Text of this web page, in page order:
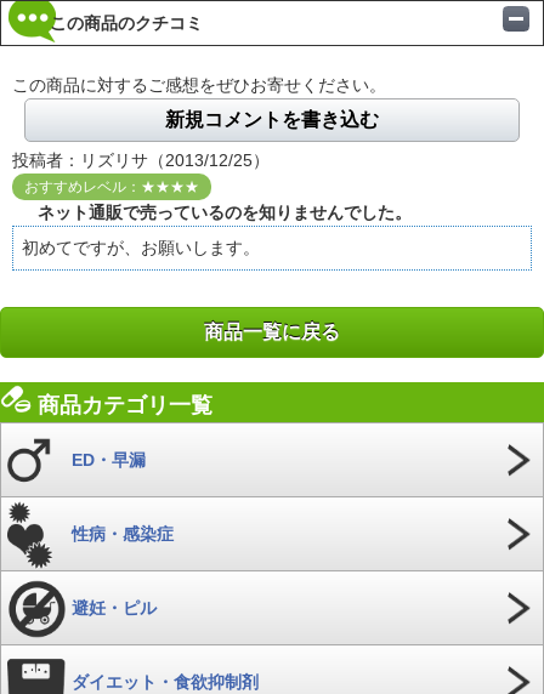
この商品のクチコミ
この商品に対するご感想をぜひお寄せください。
新規コメントを書き込む
投稿者：リズリサ（2013/12/25）
おすすめレベル：★★★★
ネット通販で売っているのを知りませんでした。
初めてですが、お願いします。
商品一覧に戻る
商品カテゴリ一覧
ED・早漏
性病・感染症
避妊・ピル
ダイエット・食欲抑制剤